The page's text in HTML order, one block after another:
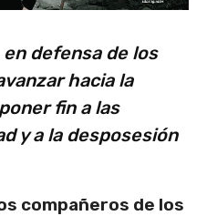
defensa de los
hacia la
fin a las
y a la desposesión
compañeros de los